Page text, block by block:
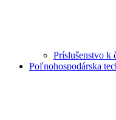
Príslušenstvo k
Poľnohospodárska